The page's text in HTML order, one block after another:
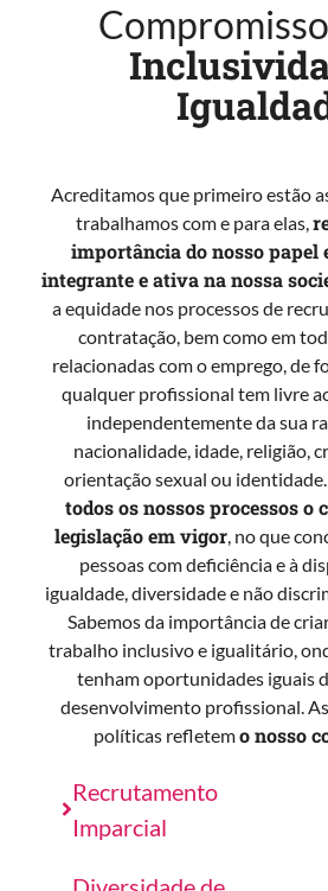
Acreditamos que primeiro estão
trabalhamos com e para elas,
importância do nosso papel
integrante e ativa na nossa
a equidade nos processos de
contratação, bem como em
relacionadas com o emprego, de
qualquer profissional tem livre
independentemente da sua
nacionalidade, idade, religião,
orientação sexual ou identidade.
todos os nossos processos o
legislação em vigor, no que
pessoas com deficiência e à
igualdade, diversidade e não
Sabemos da importância de
trabalho inclusivo e igualitário,
tenham oportunidades iguais
desenvolvimento profissional.
políticas refletemo nosso
Recrutamento
Imparcial